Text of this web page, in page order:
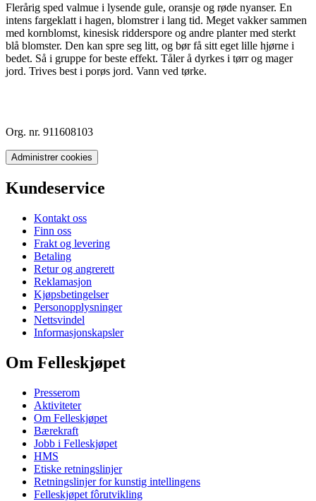
Flerårig sped valmue i lysende gule, oransje og røde nyanser. En
intens fargeklatt i hagen, blomstrer i lang tid. Meget vakker sammen
med kornblomst, kinesisk ridderspore og andre planter med sterkt
blå blomster. Den kan spre seg litt, og bør få sitt eget lille hjørne i
bedet. Så i gruppe for beste effekt. Tåler å dyrkes i tørr og mager
jord. Trives best i porøs jord. Vann ved tørke.
Org. nr. 911608103
Administrer cookies
Kundeservice
Kontakt oss
Finn oss
Frakt og levering
Betaling
Retur og angrerett
Reklamasjon
Kjøpsbetingelser
Personopplysninger
Nettsvindel
Informasjonskapsler
Om Felleskjøpet
Presserom
Aktiviteter
Om Felleskjøpet
Bærekraft
Jobb i Felleskjøpet
HMS
Etiske retningslinjer
Retningslinjer for kunstig intellingens
Felleskjøpet fôrutvikling